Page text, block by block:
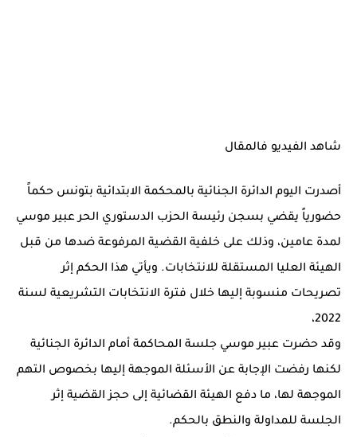
شاهد الفيديو فالمقال
أصدرت اليوم الدائرة الجنائية بالمحكمة الابتدائية بتونس حكماً
حضورياً يقضي بسجن رئيسة الحزب الدستوري الحر عبير موسي
لمدة عامين، وذلك على خلفية القضية المرفوعة ضدها من قبل
الهيئة العليا المستقلة للانتخابات. ويأتي هذا الحكم إثر
تصريحات منسوبة إليها خلال فترة الانتخابات التشريعية لسنة
2022،
وقد حضرت عبير موسي جلسة المحاكمة أمام الدائرة الجنائية
لكنها رفضت الإجابة عن الأسئلة الموجهة إليها بخصوص التهم
الموجهة لها، ما دفع الهيئة القضائية إلى حجز القضية إثر
الجلسة للمداولة والنطق بالحكم.